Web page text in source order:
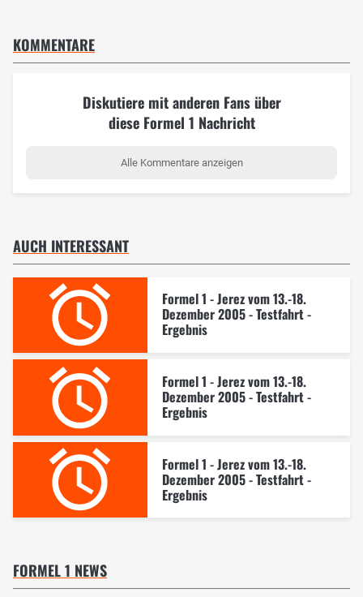
KOMMENTARE
Diskutiere mit anderen Fans über
diese Formel 1 Nachricht
Alle Kommentare anzeigen
AUCH INTERESSANT
Formel 1 - Jerez vom 13.-18.
Dezember 2005 - Testfahrt -
Ergebnis
Formel 1 - Jerez vom 13.-18.
Dezember 2005 - Testfahrt -
Ergebnis
Formel 1 - Jerez vom 13.-18.
Dezember 2005 - Testfahrt -
Ergebnis
FORMEL 1 NEWS